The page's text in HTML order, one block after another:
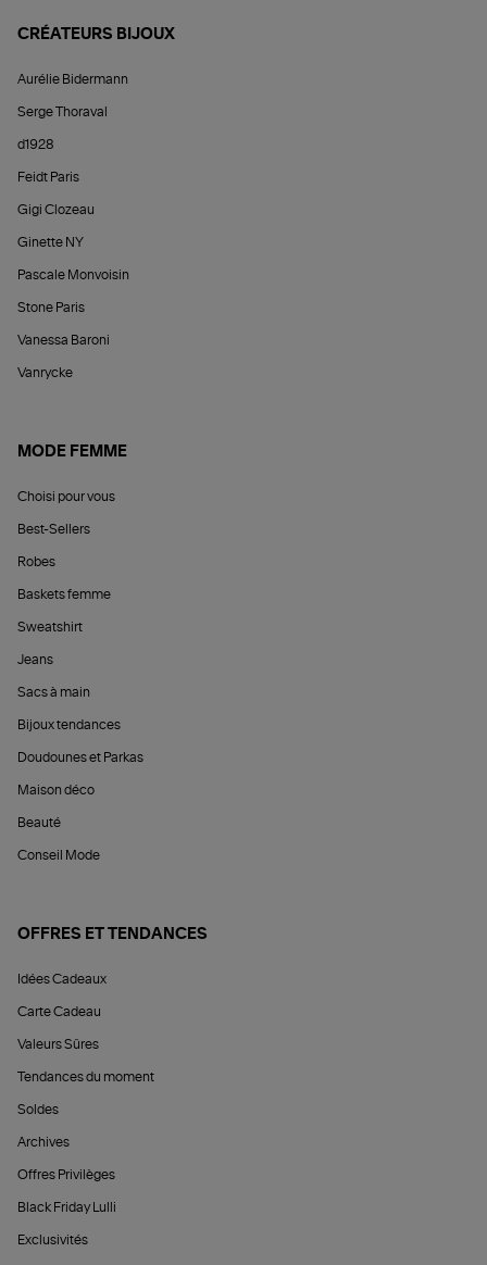
CRÉATEURS BIJOUX
Aurélie Bidermann
Serge Thoraval
d1928
Feidt Paris
Gigi Clozeau
Ginette NY
Pascale Monvoisin
Stone Paris
Vanessa Baroni
Vanrycke
MODE FEMME
Choisi pour vous
Best-Sellers
Robes
Baskets femme
Sweatshirt
Jeans
Sacs à main
Bijoux tendances
Doudounes et Parkas
Maison déco
Beauté
Conseil Mode
OFFRES ET TENDANCES
Idées Cadeaux
Carte Cadeau
Valeurs Sûres
Tendances du moment
Soldes
Archives
Offres Privilèges
Black Friday Lulli
Exclusivités